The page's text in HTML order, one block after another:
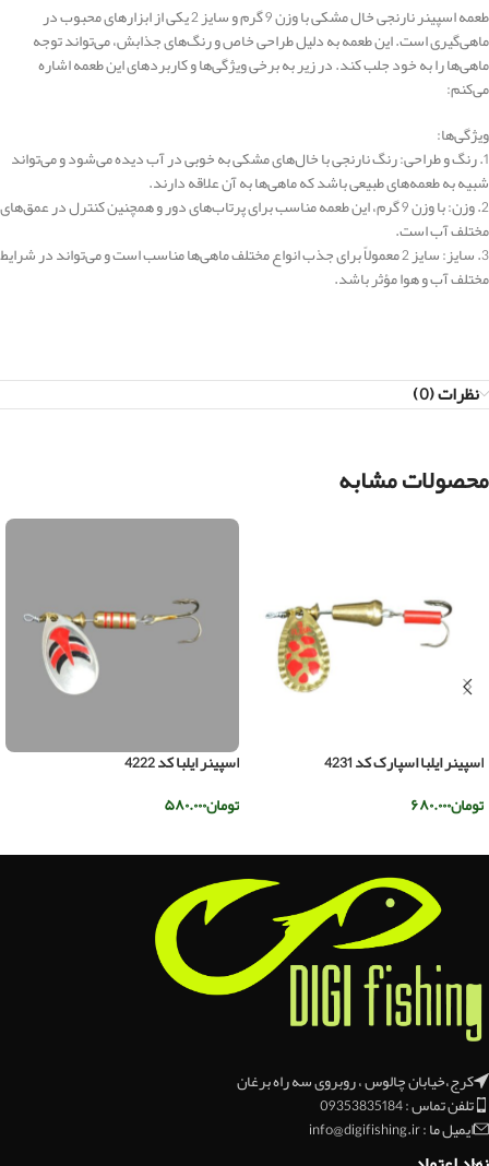
طعمه اسپینر نارنجی خال مشکی با وزن 9 گرم و سایز 2 یکی از ابزارهای محبوب در
ماهی‌گیری است. این طعمه به دلیل طراحی خاص و رنگ‌های جذابش، می‌تواند توجه
ماهی‌ها را به خود جلب کند. در زیر به برخی ویژگی‌ها و کاربردهای این طعمه اشاره
می‌کنم:
ویژگی‌ها:
1. رنگ و طراحی: رنگ نارنجی با خال‌های مشکی به خوبی در آب دیده می‌شود و می‌تواند
شبیه به طعمه‌های طبیعی باشد که ماهی‌ها به آن علاقه دارند.
2. وزن: با وزن 9 گرم، این طعمه مناسب برای پرتاب‌های دور و همچنین کنترل در عمق‌های
مختلف آب است.
3. سایز: سایز 2 معمولاً برای جذب انواع مختلف ماهی‌ها مناسب است و می‌تواند در شرایط
مختلف آب و هوا مؤثر باشد.
نظرات (0)
محصولات مشابه
اسپینر ایلبا اسپارک کد 4231
تومان۶۸۰.۰۰۰
اسپینر ایلبا کد 4222
تومان۵۸۰.۰۰۰
کرج،خیابان چالوس ، روبروی سه راه برغان
تلفن تماس : 09353835184
ایمیل ما : info@digifishing.ir